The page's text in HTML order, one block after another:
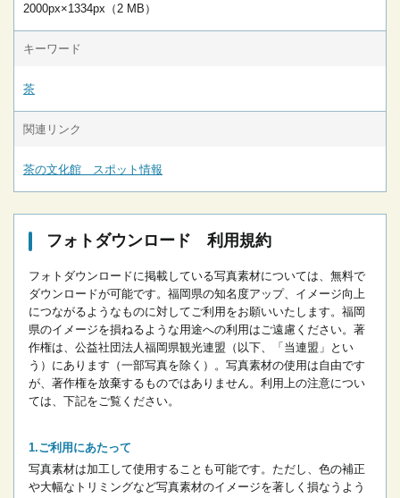
2000px×1334px（2 MB）
キーワード
茶
関連リンク
茶の文化館 スポット情報
フォトダウンロード 利用規約
フォトダウンロードに掲載している写真素材については、無料で
ダウンロードが可能です。 福岡県の知名度アップ、イメージ向上
につながるようなものに対してご利用をお願いいたします。 福岡
県のイメージを損ねるような用途への利用はご遠慮ください。 著
作権は、公益社団法人福岡県観光連盟（以下、「当連盟」とい
う）にあります（一部写真を除く）。写真素材の使用は自由です
が、著作権を放棄するものではありません。 利用上の注意につい
ては、下記をご覧ください。
ご利用にあたって
写真素材は加工して使用することも可能です。ただし、色の補正
や大幅なトリミングなど写真素材のイメージを著しく損なうよう